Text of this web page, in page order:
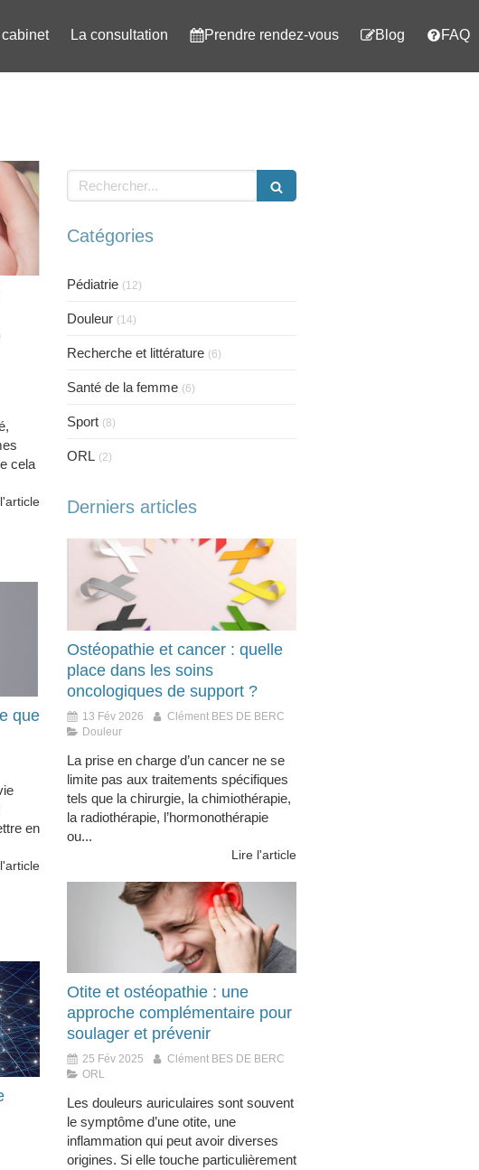
cabinet La consultation Prendre rendez-vous Blog FAQ
cela
que
en
Rechercher
Catégories
Pédiatrie (12)
Douleur (14)
Recherche et littérature (6)
Santé de la femme (6)
Sport (8)
ORL (2)
Derniers articles
Ostéopathie et cancer : quelle
place dans les soins
oncologiques de support ?
13 Fév 2026
Clément BES DE BERC
Douleur
La prise en charge d’un cancer ne se
limite pas aux traitements spécifiques
tels que la chirurgie, la chimiothérapie,
la radiothérapie, l’hormonothérapie
ou...
Lire l'article
Otite et ostéopathie : une
approche complémentaire pour
soulager et prévenir
25 Fév 2025
Clément BES DE BERC
ORL
Les douleurs auriculaires sont souvent
le symptôme d’une otite, une
inflammation qui peut avoir diverses
origines. Si elle touche particulièrement